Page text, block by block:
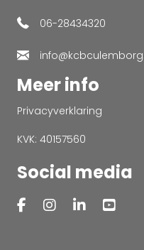
06-28434320
Meer info
Privacyverklaring
KVK: 40157560
Social media